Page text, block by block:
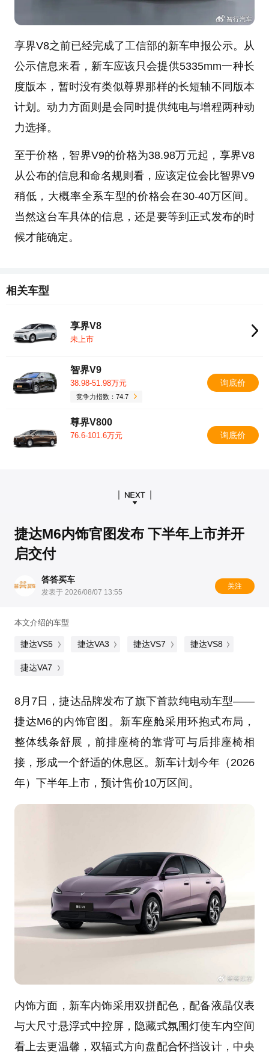
享界V8之前已经完成了工信部的新车申报公示。从
公示信息来看，新车应该只会提供5335mm一种长
度版本，暂时没有类似尊界那样的长短轴不同版本
计划。动力方面则是会同时提供纯电与增程两种动
力选择。
至于价格，智界V9的价格为38.98万元起，享界V8
从公布的信息和命名规则看，应该定位会比智界V9
稍低，大概率全系车型的价格会在30-40万区间。
当然这台车具体的信息，还是要等到正式发布的时
候才能确定。
相关车型
享界V8
未上市
智界V9
38.98-51.98万元
竞争力指数：74.7
询底价
尊界V800
76.6-101.6万元 询底价
捷达M6内饰官图发布 下半年上市并开
启交付
答答买车
发表于 2026/08/07 13:55
关注
本文介绍的车型
捷达VS5 捷达VA3 捷达VS7 捷达VS8
捷达VA7
8月7日，捷达品牌发布了旗下首款纯电动车型——
捷达M6的内饰官图。新车座舱采用环抱式布局，
整体线条舒展，前排座椅的靠背可与后排座椅相
接，形成一个舒适的休息区。新车计划今年（2026
年）下半年上市，预计售价10万区间。
内饰方面，新车内饰采用双拼配色，配备液晶仪表
与大尺寸悬浮式中控屏，隐藏式氛围灯使车内空间
看上去更温馨，双辐式方向盘配合怀挡设计，中央